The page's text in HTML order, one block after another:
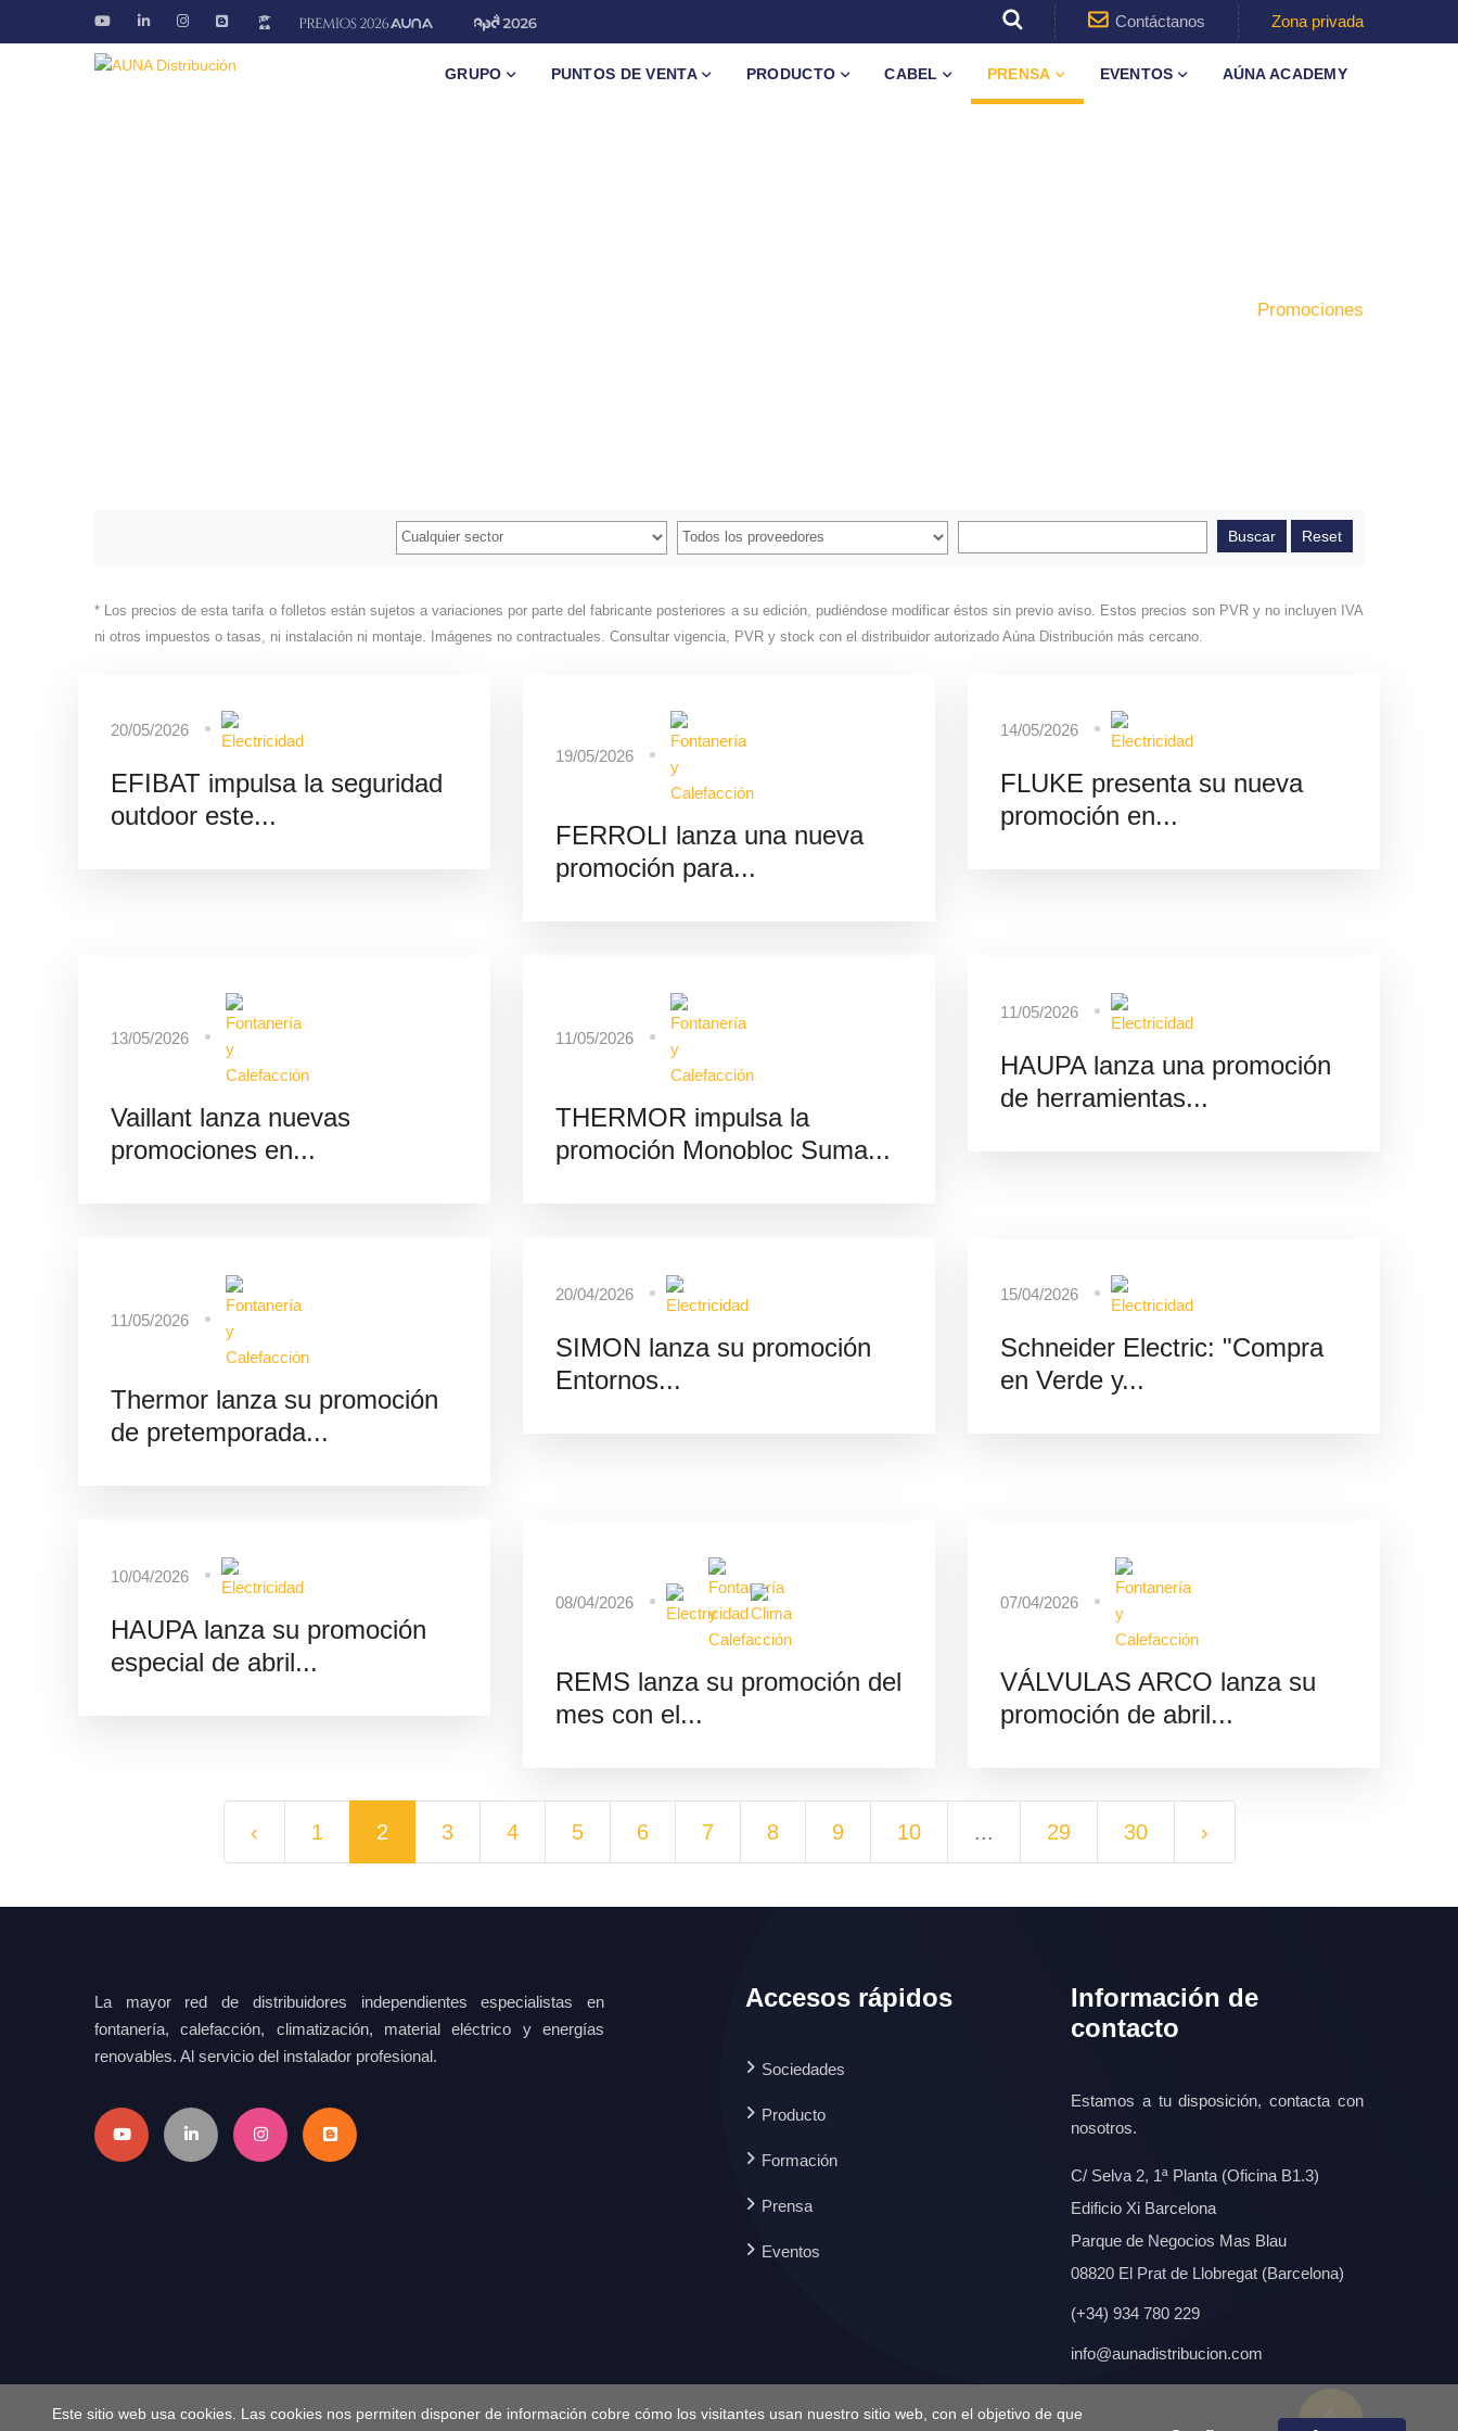
Contáctanos Zona privada
GRUPO PUNTOS DE VENTA PRODUCTO CABEL PRENSA EVENTOS AÚNA ACADEMY
Promociones
* Los precios de esta tarifa o folletos están sujetos a variaciones por parte del fabricante posteriores a su edición, pudiéndose modificar éstos sin previo aviso. Estos precios son PVR y no incluyen IVA
ni otros impuestos o tasas, ni instalación ni montaje. Imágenes no contractuales. Consultar vigencia, PVR y stock con el distribuidor autorizado Aúna Distribución más cercano.
20/05/2026
EFIBAT impulsa la seguridad
outdoor este...
19/05/2026
FERROLI lanza una nueva
promoción para...
14/05/2026
FLUKE presenta su nueva
promoción en...
13/05/2026
Vaillant lanza nuevas
promociones en...
11/05/2026
THERMOR impulsa la
promoción Monobloc Suma...
11/05/2026
HAUPA lanza una promoción
de herramientas...
11/05/2026
Thermor lanza su promoción
de pretemporada...
20/04/2026
SIMON lanza su promoción
Entornos...
15/04/2026
Schneider Electric: "Compra
en Verde y...
10/04/2026
HAUPA lanza su promoción
especial de abril...
08/04/2026
REMS lanza su promoción del
mes con el...
07/04/2026
VÁLVULAS ARCO lanza su
promoción de abril...
‹ 1 2 3 4 5 6 7 8 9 10 ... 29 30 ›
La mayor red de distribuidores independientes especialistas en
fontanería, calefacción, climatización, material eléctrico y energías
renovables. Al servicio del instalador profesional.
Accesos rápidos
Sociedades
Producto
Formación
Prensa
Eventos
Información de
contacto
Estamos a tu disposición, contacta con
nosotros.
C/ Selva 2, 1ª Planta (Oficina B1.3)
Edificio Xi Barcelona
Parque de Negocios Mas Blau
08820 El Prat de Llobregat (Barcelona)
(+34) 934 780 229
info@aunadistribucion.com
Este sitio web usa cookies. Las cookies nos permiten disponer de información cobre cómo los visitantes usan nuestro sitio web, con el objetivo de que